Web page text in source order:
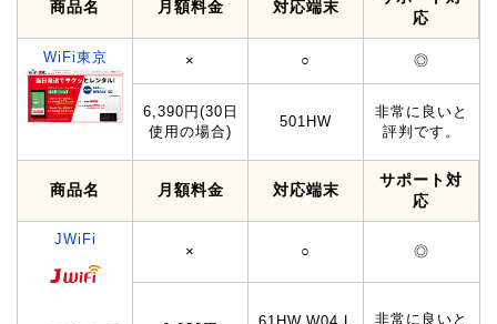
商品名 月額料金 対応端末
応
WiFi東京 × ○ ◎
6,390円(30日
使用の場合)
501HW
非常に良いと
評判です。
商品名 月額料金 対応端末
サポート対
応
JWiFi
× ○ ◎
非常に良いと